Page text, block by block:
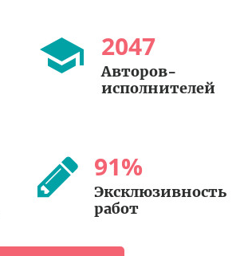
2047
Авторов-
исполнителей
91%
Эксклюзивность
работ